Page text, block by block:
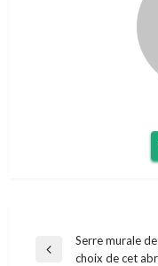
Navigation
Previous
Serre murale
choix de cet